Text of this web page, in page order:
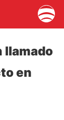
llamado
en